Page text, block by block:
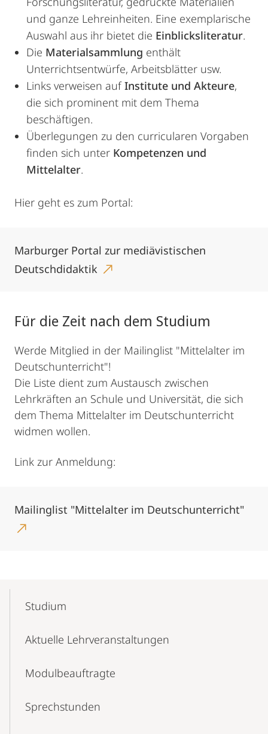
und ganze Lehreinheiten. Eine exemplarische
Auswahl aus ihr bietet die Einblicksliteratur.
Die Materialsammlung enthält
Unterrichtsentwürfe, Arbeitsblätter usw.
Links verweisen aufInstitute und Akteure,
die sich prominent mit dem Thema
beschäftigen.
Überlegungen zu den curricularen Vorgaben
finden sich unter Kompetenzen und
Mittelalter.
Hier geht es zum Portal:
Marburger Portal zur mediävistischen
Deutschdidaktik
Für die Zeit nach dem Studium
Werde Mitglied in der Mailinglist "Mittelalter im
Deutschunterricht"!
Die Liste dient zum Austausch zwischen
Lehrkräften an Schule und Universität, die sich
dem Thema Mittelalter im Deutschunterricht
widmen wollen.
Link zur Anmeldung:
Mailinglist "Mittelalter im Deutschunterricht"
NavigationStudium
Aktuelle Lehrveranstaltungen
Modul­­beauftragte
Sprechstunden